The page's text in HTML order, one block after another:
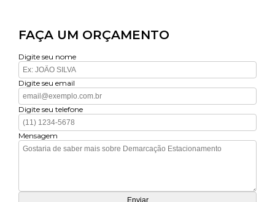
FAÇA UM ORÇAMENTO
Digite seu nome
Digite seu email
Digite seu telefone
Mensagem